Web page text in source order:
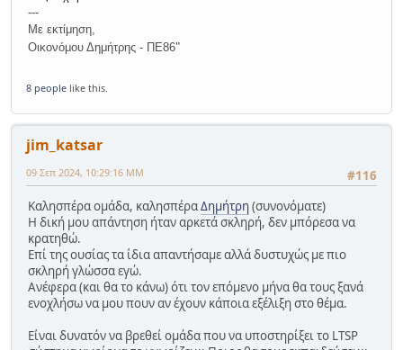
---
Με εκτίμηση,
Οικονόμου Δημήτρης - ΠΕ86"
8 people like this.
jim_katsar
#116
09 Σεπ 2024, 10:29:16 ΜΜ
Καλησπέρα ομάδα, καλησπέραΔημήτρη(συνονόματε)
Η δική μου απάντηση ήταν αρκετά σκληρή, δεν μπόρεσα να
κρατηθώ.
Επί της ουσίας τα ίδια απαντήσαμε αλλά δυστυχώς με πιο
σκληρή γλώσσα εγώ.
Ανέφερα (και θα το κάνω) ότι τον επόμενο μήνα θα τους ξανά
ενοχλήσω να μου πουν αν έχουν κάποια εξέλιξη στο θέμα.
Είναι δυνατόν να βρεθεί ομάδα που να υποστηρίξει το LTSP